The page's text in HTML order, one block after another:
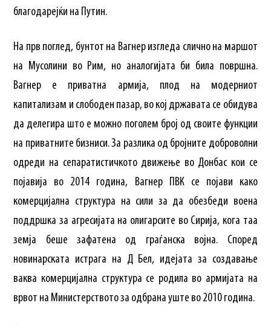
благодарејќи на Путин.
На прв поглед, бунтот на Вагнер изгледа слично на маршот
на Мусолини во Рим, но аналогијата би била површна.
Вагнер е приватна армија, плод на модерниот
капитализам и слободен пазар, во кој државата се обидува
да делегира што е можно поголем број од своите функции
на приватните бизниси. За разлика од бројните доброволни
одреди на сепаратистичкото движење во Донбас кои се
појавија во 2014 година, Вагнер ПВК се појави како
комерцијална структура на сили за да обезбеди воена
поддршка за агресијата на олигарсите во Сирија, кога таа
земја беше зафатена од граѓанска војна. Според
новинарската истрага на Д Бел, идејата за создавање
ваква комерцијална структура се родила во армијата на
врвот на Министерството за одбрана уште во 2010 година.